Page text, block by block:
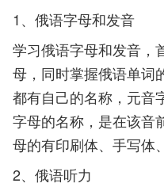
1、俄语字母和发音
学习俄语字母和发音，
母，同时掌握俄语单词
都有自己的名称，元音
字母的名称，是在该音
母的有印刷体、手写体
2、俄语听力